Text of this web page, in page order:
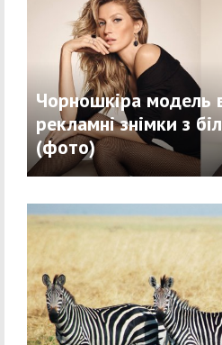
Чорношкіра модель
рекламні знімки з
(фото)